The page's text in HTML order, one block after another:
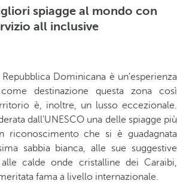
spiagge al mondo con
all inclusive
Dominicana è un'esperienza
destinazione questa zona così
è, inoltre, un lusso eccezionale.
dall'UNESCO una delle spiagge più
riconoscimento che si è guadagnata
sabbia bianca, alle sue suggestive
calde onde cristalline dei Caraibi,
fama a livello internazionale.